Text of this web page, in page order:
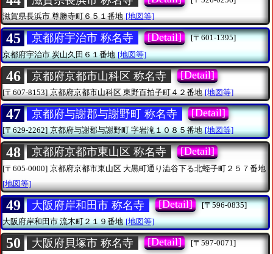
滋賀県長浜市尊勝寺町６５１番地 [地図等]
45 京都府宇治市 称名寺 [Detail]
[〒601-1395]
京都府宇治市炭山久田６１番地 [地図等]
46 京都府京都市山科区 称名寺 [Detail]
[〒607-8153] 京都府京都市山科区東野百拍子町４２番地 [地図等]
47 京都府与謝郡与謝野町 称名寺 [Detail]
[〒629-2262] 京都府与謝郡与謝野町字岩滝１０８５番地 [地図等]
48 京都府京都市東山区 称名寺 [Detail]
[〒605-0000] 京都府京都市東山区 大黒町通り澁谷下る北蛭子町２５７番地
[地図等]
49 大阪府岸和田市 称名寺 [Detail]
[〒596-0835]
大阪府岸和田市流木町２１９番地 [地図等]
50 大阪府貝塚市 称名寺 [Detail]
[〒597-0071]